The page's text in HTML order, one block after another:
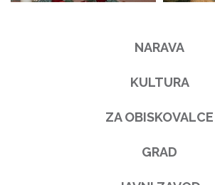
NARAVA
KULTURA
ZA OBISKOVALCE
GRAD